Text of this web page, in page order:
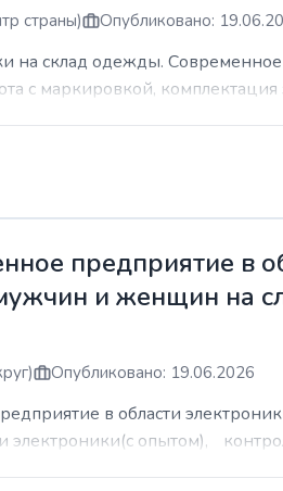
страны) Опубликовано:
на склад одежды.
с маркировкой, комплектация
предприятие в
и женщин на
Опубликовано: 19.06.2026
в области
электроники(с опытом),